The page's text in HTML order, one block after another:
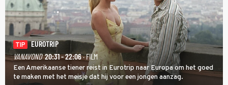
TIP
EUROTRIP
VANAVOND 20:31 - 22:06· FILM
Een Amerikaanse tiener reist in Eurotrip naar Europa om het goed
te maken met het meisje dat hij voor een jongen aanzag.